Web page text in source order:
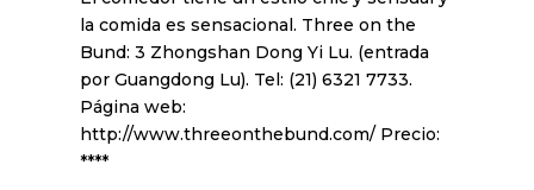
la comida es sensacional. Three on the
Bund: 3 Zhongshan Dong Yi Lu. (entrada
por Guangdong Lu). Tel: (21) 6321 7733.
Página web:
http://www.threeonthebund.com/ Precio:
****